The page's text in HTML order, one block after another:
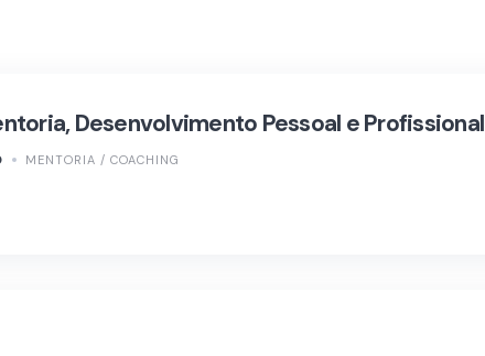
Desenvolvimento Pessoal e Profissional
MENTORIA / COACHING